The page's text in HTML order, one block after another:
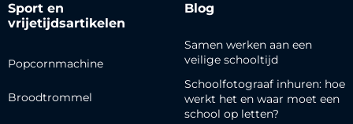
Sport en
vrijetijdsartikelen
Popcornmachine
Broodtrommel
Blog
Samen werken aan een
veilige schooltijd
Schoolfotograaf inhuren: hoe
werkt het en waar moet een
school op letten?